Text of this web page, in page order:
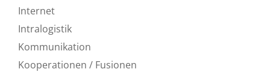
Internet
Intralogistik
Kommunikation
Kooperationen / Fusionen